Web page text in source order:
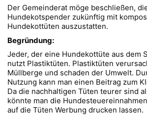
Der Gemeinderat möge beschließen,
Hundekotspender zukünftig mit
Hundekottüten auszustatten.
Begründung:
Jeder, der eine Hundekottüte aus dem
nutzt Plastiktüten. Plastiktüten
Müllberge und schaden der Umwelt.
Nutzung kann man einen Beitrag zum
Da die nachhaltigen Tüten teurer sind
könnte man die
auf die Tüten Werbung drucken lassen.